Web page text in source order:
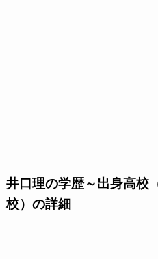
井口理の学歴～出身高校
校）の詳細